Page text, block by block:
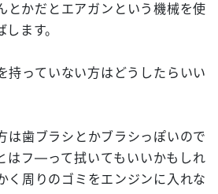
とかだとエアガンという機械を使
ます。
っていない方はどうしたらいい
歯ブラシとかブラシっぽいので
はフ―って拭いてもいいかもしれ
く周りのゴミをエンジンに入れな